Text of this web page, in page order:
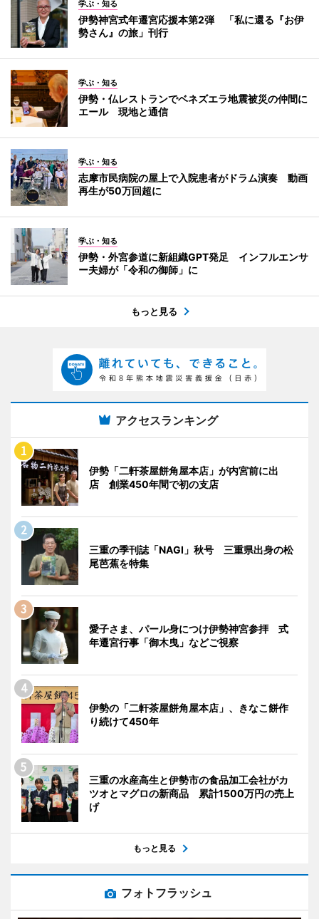
学ぶ・知る
伊勢神宮式年遷宮応援本第2弾 「私に還る『お伊
勢さん』の旅」刊行
学ぶ・知る
伊勢・仏レストランでベネズエラ地震被災の仲間に
エール 現地と通信
学ぶ・知る
志摩市民病院の屋上で入院患者がドラム演奏 動画
再生が50万回超に
学ぶ・知る
伊勢・外宮参道に新組織GPT発足 インフルエンサ
ー夫婦が「令和の御師」に
もっと見る
アクセスランキング
伊勢「二軒茶屋餅角屋本店」が内宮前に出
店 創業450年間で初の支店
三重の季刊誌「NAGI」秋号 三重県出身の松
尾芭蕉を特集
愛子さま、パール身につけ伊勢神宮参拝 式
年遷宮行事「御木曳」などご視察
伊勢の「二軒茶屋餅角屋本店」、きなこ餅作
り続けて450年
三重の水産高生と伊勢市の食品加工会社がカ
ツオとマグロの新商品 累計1500万円の売上
げ
もっと見る
フォトフラッシュ